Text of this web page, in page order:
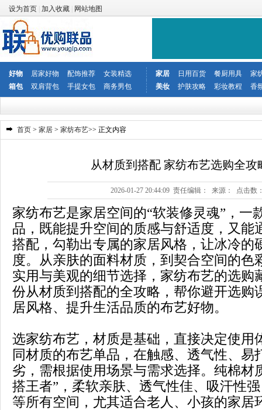
设为首页 加入收藏 网站地图
好物 居家好物 配饰推荐 女装精选 家居 日用百货 餐厨用具
家
箱包
双肩背包 手提女包 商务男包 美妆 护肤攻略 彩妆教程 香
首页 > 家居 > 家纺布艺>> 正文内容
从材质到搭配 家纺布艺选购全攻
2026-01-27 20:44:09 责任编辑： 来源： 点击数
家纺布艺是家居空间的“软装修灵魂”，一
品，既能提升空间的质感与舒适度，又能
搭配，勾勒出专属的家居风格，让冰冷的
度。从亲肤的面料材质，到契合空间的色
实用与美观的细节选择，家纺布艺的选购
份从材质到搭配的全攻略，帮你避开选购
居风格、提升生活品质的布艺好物。
选家纺布艺，材质是基础，直接决定使用
同材质的布艺单品，在触感、透气性、易
劣，需根据使用场景与需求选择。纯棉材
搭王者”，柔软亲肤、透气性佳、吸汗性
等所有空间，尤其适合老人、小孩的家居